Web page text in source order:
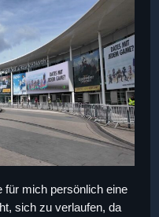
für mich persönlich eine
sich zu verlaufen, da